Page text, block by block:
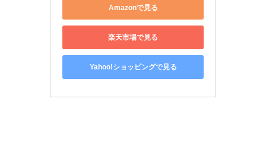
Amazonで見る
楽天市場で見る
Yahoo!ショッピングで見る